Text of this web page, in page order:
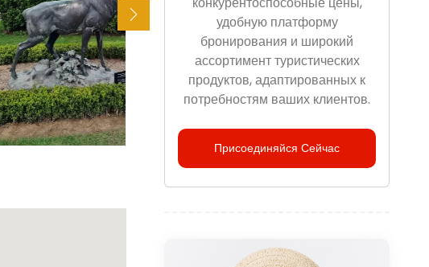
удобную платформу
бронирования и широкий
ассортимент туристических
продуктов, адаптированных к
потребностям ваших клиентов.
Присоединяйся Сейчас